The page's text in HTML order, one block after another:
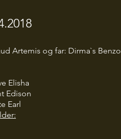
Artemis og far: Dirma`s Benzo
Elisha
Edison
Earl